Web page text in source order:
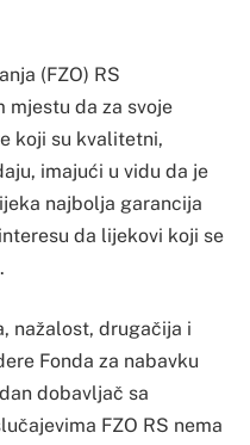
(FZO) RS
mjestu da za svoje
koji su kvalitetni,
imajući u vidu da je
najbolja garancija
da lijekovi koji se
nažalost, drugačija i
Fonda za nabavku
dobavljač sa
FZO RS nema